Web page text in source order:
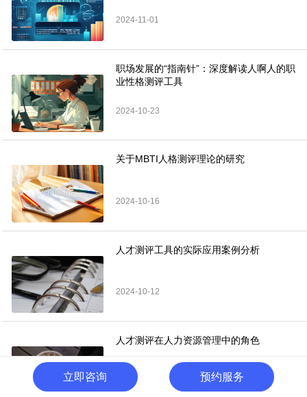
2024-11-01
职场发展的“指南针”：深度解读人啊人的职
业性格测评工具
2024-10-23
关于MBTI人格测评理论的研究
2024-10-16
人才测评工具的实际应用案例分析
2024-10-12
人才测评在人力资源管理中的角色
2024-10-10
立即咨询 预约服务